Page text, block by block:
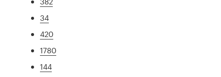
34
420
1780
144